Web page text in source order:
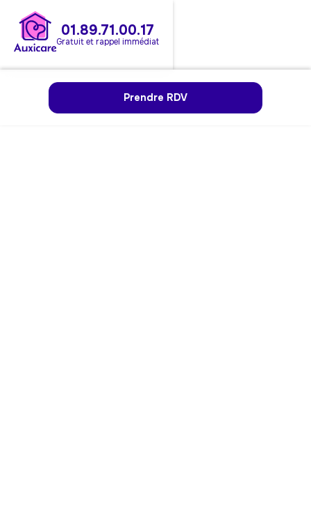
01.89.71.00.17
Gratuit et rappel immédiat
Prendre RDV